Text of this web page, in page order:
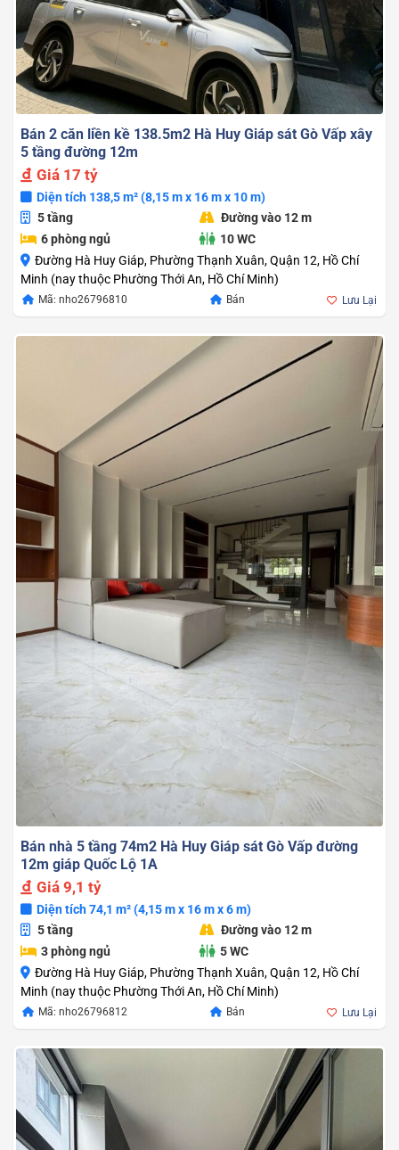
Bán 2 căn liền kề 138.5m2 Hà Huy Giáp sát Gò Vấp xây
5 tầng đường 12m
Giá 17 tỷ
Diện tích 138,5 m² (8,15 m x 16 m x 10 m)
5 tầng
Đường vào 12 m
6 phòng ngủ
10 WC
Đường Hà Huy Giáp, Phường Thạnh Xuân, Quận 12, Hồ Chí
Minh (nay thuộc Phường Thới An, Hồ Chí Minh)
Mã: nho26796810 Bán Lưu Lại
Bán nhà 5 tầng 74m2 Hà Huy Giáp sát Gò Vấp đường
12m giáp Quốc Lộ 1A
Giá 9,1 tỷ
Diện tích 74,1 m² (4,15 m x 16 m x 6 m)
5 tầng
Đường vào 12 m
3 phòng ngủ
5 WC
Đường Hà Huy Giáp, Phường Thạnh Xuân, Quận 12, Hồ Chí
Minh (nay thuộc Phường Thới An, Hồ Chí Minh)
Mã: nho26796812 Bán Lưu Lại